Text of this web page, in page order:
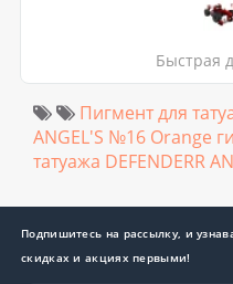
Быстрая
Пигмент для
ANGEL'S №16 Orange
татуажа DEFENDERR
Подпишитесь на рассылку, и
скидках и акциях первыми!